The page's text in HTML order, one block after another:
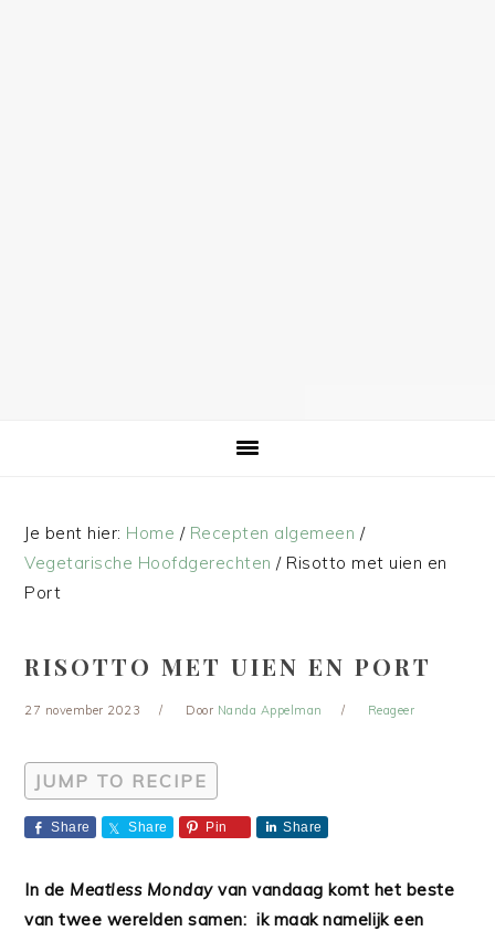
Je bent hier: Home / Recepten algemeen /
Vegetarische Hoofdgerechten /Risotto met uien en
Port
RISOTTO MET UIEN EN PORT
27 november 2023 Door Nanda Appelman Reageer
JUMP TO RECIPE
Share Share Pin Share
In de Meatless Mondayvan vandaag komt het beste
van twee werelden samen: ik maak namelijk een